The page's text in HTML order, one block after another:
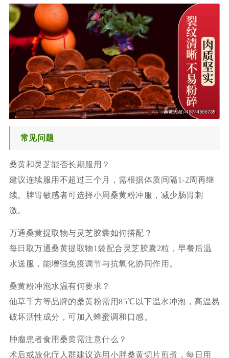
常见问题
桑黄和灵芝能否长期服用？
建议连续服用不超过三个月，需根据体质间隔1-2周再继
续。脾胃敏感者可选择小周桑黄粉冲服，减少肠胃刺
激。
万通桑黄提取物与灵芝胶囊如何搭配？
每日取万通桑黄提取物1袋配合灵芝胶囊2粒，早餐后温
水送服，能增强免疫调节与抗氧化协同作用。
桑黄粉冲泡水温有何要求？
仙草千方等品牌的桑黄粉需用85℃以下温水冲泡，高温易
破坏活性成分，可加入蜂蜜调和口感。
肿瘤患者食用桑黄需注意什么？
术后或放化疗人群建议选用小胖桑黄切片煎煮，每日用